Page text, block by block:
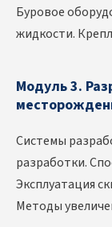
Буровое
жидкости.
Модуль 3.
Системы
разработки.
Эксплуатация
Методы